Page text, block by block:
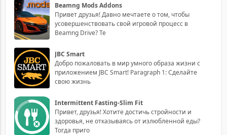
Beamng Mods Addons
Привет друзья! Давно мечтаете о том, чтобы
усовершенствовать свой игровой процесс в
Beamng Drive? Те
JBC Smart
Добро пожаловать в мир умного образа жизни с
приложением JBC Smart! Paragraph 1: Сделайте
свою жизнь
Intermittent Fasting-Slim Fit
Привет, друзья! Хотите достичь стройности и
здоровья, не отказываясь от излюбленной еды?
Тогда приго